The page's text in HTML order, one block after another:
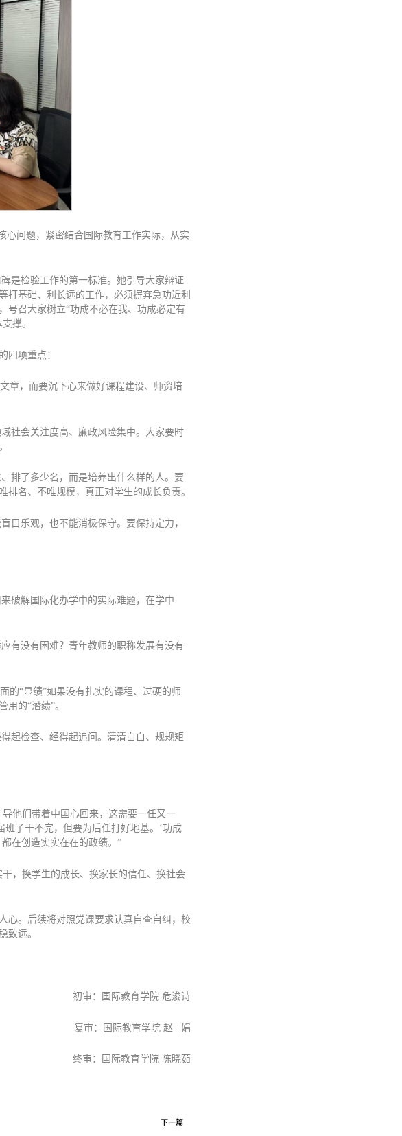
心问题，紧密结合国际教育工作实际，从实
是检验工作的第一标准。她引导大家辩证
基础、利长远的工作，必须摒弃急功近利
号召大家树立“功成不必在我、功成必定有
撑。
四项重点：
章，而要沉下心来做好课程建设、师资培
社会关注度高、廉政风险集中。大家要时
排了多少名，而是培养出什么样的人。要
名、不唯规模，真正对学生的成长负责。
目乐观，也不能消极保守。要保持定力，
破解国际化办学中的实际难题，在学中
有没有困难？青年教师的职称发展有没有
的“显绩”如果没有扎实的课程、过硬的师
的“潜绩”。
起检查、经得起追问。清清白白、规规矩
他们带着中国心回来，这需要一任又一
子干不完，但要为后任打好地基。‘功成
在创造实实在在的政绩。”
，换学生的成长、换家长的信任、换社会
心。后续将对照党课要求认真自查自纠，校
致远。
初审：国际教育学院 危浚诗
复审：国际教育学院 赵 娟
终审：国际教育学院 陈晓茹
下一篇